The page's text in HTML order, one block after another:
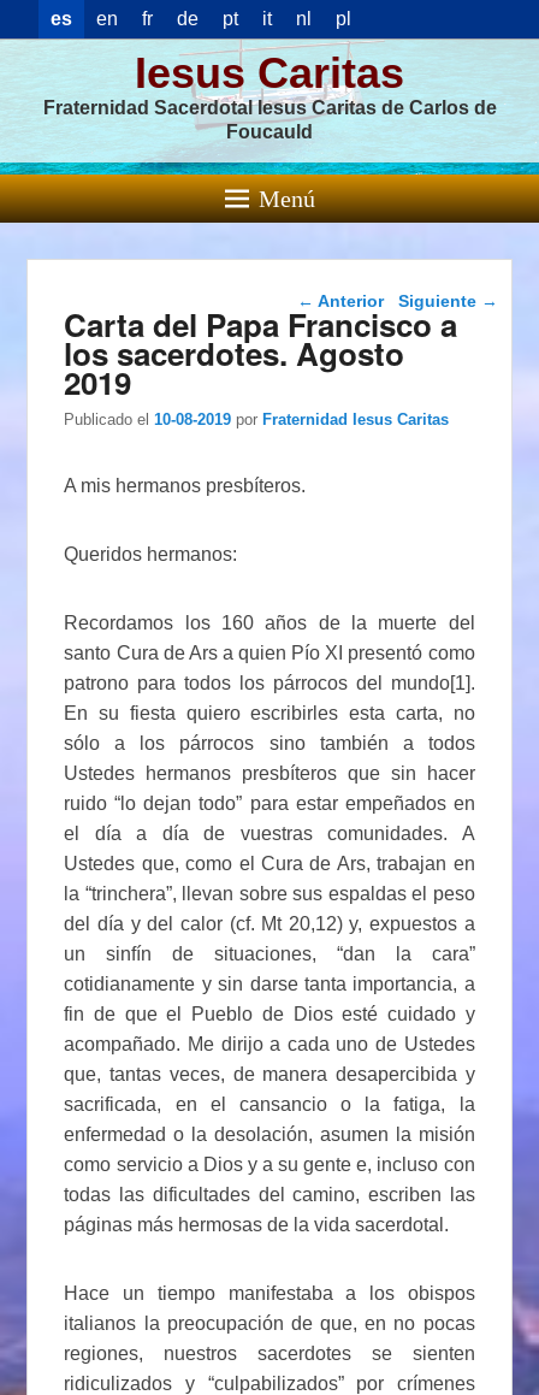
es en fr de pt it nl pl
Iesus Caritas
Fraternidad Sacerdotal Iesus Caritas de Carlos de
Foucauld
Menú
Navegación de
entradas
← Anterior Siguiente →
Carta del Papa Francisco a
los sacerdotes. Agosto
2019
Publicado el 10-08-2019 porFraternidad Iesus Caritas
A mis hermanos presbíteros.
Queridos hermanos:
Recordamos los 160 años de la muerte del
santo Cura de Ars a quien Pío XI presentó como
patrono para todos los párrocos del mundo[1].
En su fiesta quiero escribirles esta carta, no
sólo a los párrocos sino también a todos
Ustedes hermanos presbíteros que sin hacer
ruido “lo dejan todo” para estar empeñados en
el día a día de vuestras comunidades. A
Ustedes que, como el Cura de Ars, trabajan en
la “trinchera”, llevan sobre sus espaldas el peso
del día y del calor (cf. Mt 20,12) y, expuestos a
un sinfín de situaciones, “dan la cara”
cotidianamente y sin darse tanta importancia, a
fin de que el Pueblo de Dios esté cuidado y
acompañado. Me dirijo a cada uno de Ustedes
que, tantas veces, de manera desapercibida y
sacrificada, en el cansancio o la fatiga, la
enfermedad o la desolación, asumen la misión
como servicio a Dios y a su gente e, incluso con
todas las dificultades del camino, escriben las
páginas más hermosas de la vida sacerdotal.
Hace un tiempo manifestaba a los obispos
italianos la preocupación de que, en no pocas
regiones, nuestros sacerdotes se sienten
ridiculizados y “culpabilizados” por crímenes